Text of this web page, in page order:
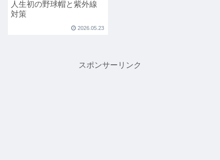
人生初の野球帽と紫外線
対策
2026.05.23
スポンサーリンク